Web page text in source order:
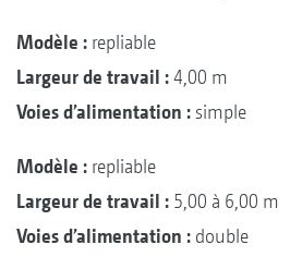
Modèle : repliable
Largeur de travail :4,00 m
Voies d’alimentation : simple
Modèle : repliable
Largeur de travail : 5,00 à 6,00 m
Voies d’alimentation : double